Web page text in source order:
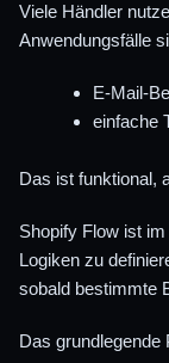
Viele Händler
Anwendungsfälle
E-Mail-
einfache
Das ist funktional,
Shopify Flow ist
Logiken zu
sobald bestimmte
Das grundlegende